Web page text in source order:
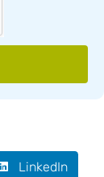
LinkedIn